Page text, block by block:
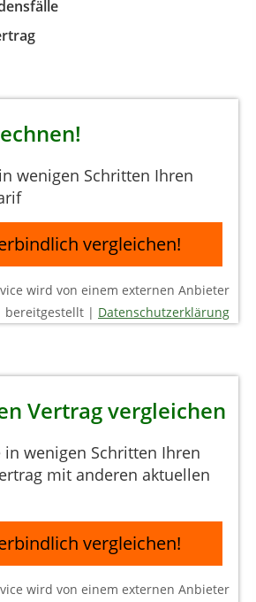
wenigen Schritten Ihren
vergleichen!
wird von einem externen Anbieter
bereitgestellt | Datenschutzerklärung
Vertrag vergleichen
in wenigen Schritten Ihren
mit anderen aktuellen
vergleichen!
wird von einem externen Anbieter